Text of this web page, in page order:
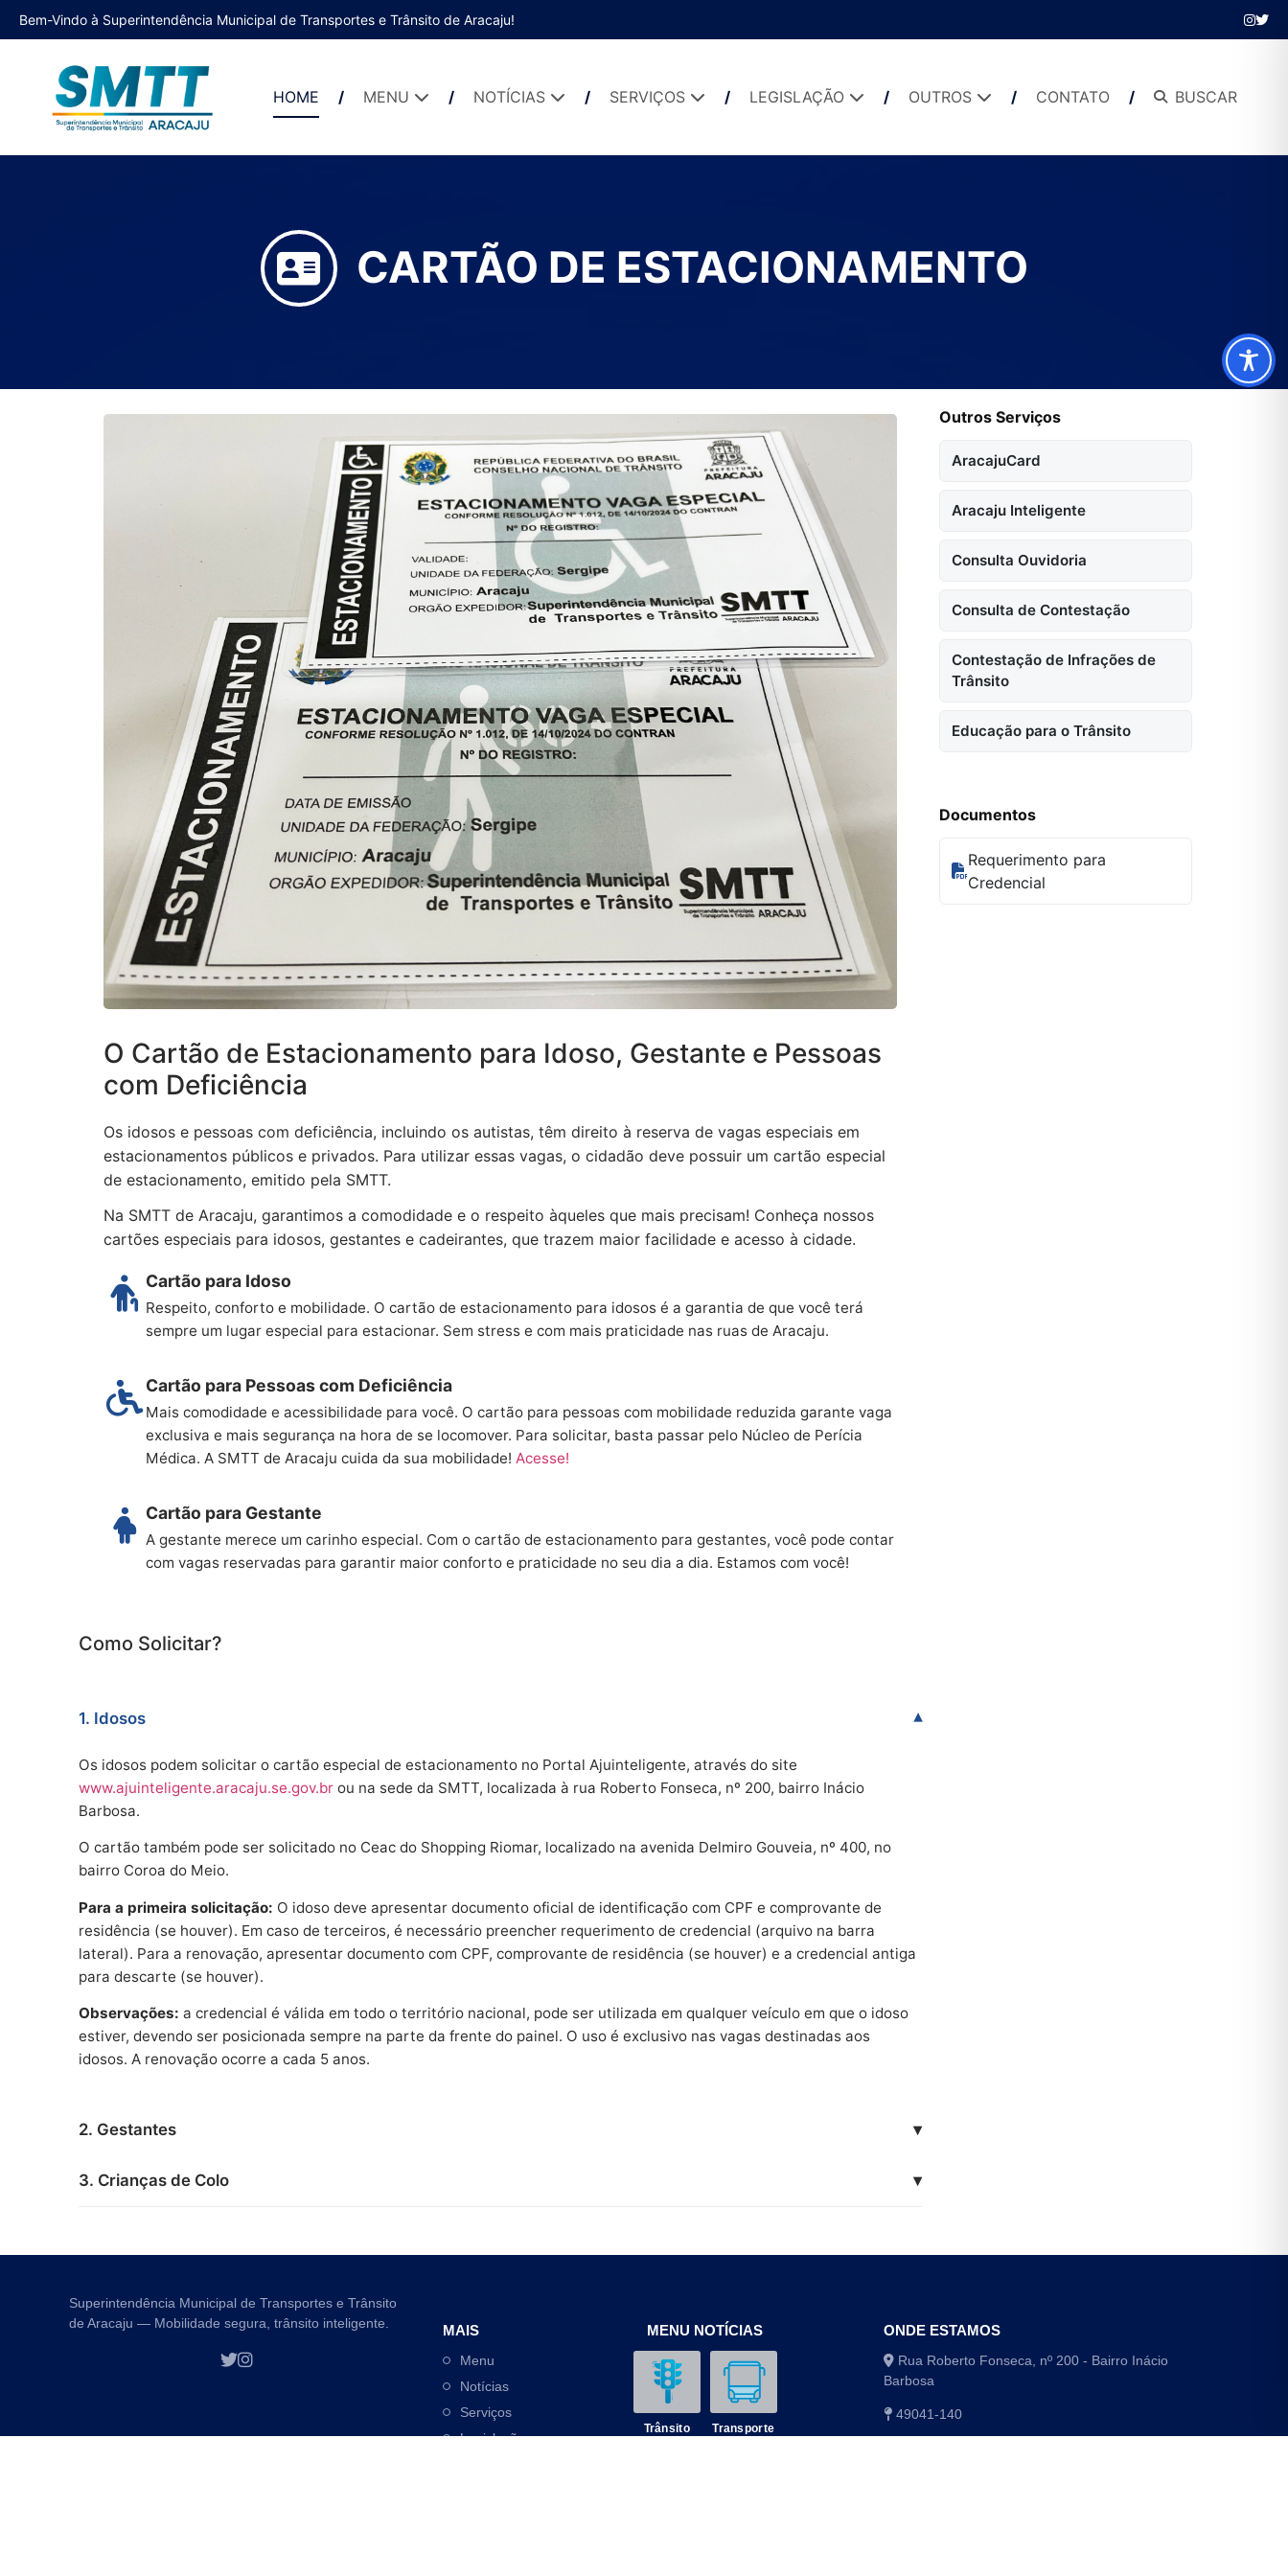
Bem-Vindo à Superintendência Municipal de Transportes e Trânsito de Aracaju!
HOME MENU NOTÍCIAS SERVIÇOS LEGISLAÇÃO OUTROS CONTATO BUSCAR
CARTÃO DE ESTACIONAMENTO
O Cartão de Estacionamento para Idoso, Gestante e Pessoas
com Deficiência
Os idosos e pessoas com deficiência, incluindo os autistas, têm direito à reserva de vagas especiais em
estacionamentos públicos e privados. Para utilizar essas vagas, o cidadão deve possuir um cartão especial
de estacionamento, emitido pela SMTT.
Na SMTT de Aracaju, garantimos a comodidade e o respeito àqueles que mais precisam! Conheça nossos
cartões especiais para idosos, gestantes e cadeirantes, que trazem maior facilidade e acesso à cidade.
Cartão para Idoso
Respeito, conforto e mobilidade. O cartão de estacionamento para idosos é a garantia de que você terá
sempre um lugar especial para estacionar. Sem stress e com mais praticidade nas ruas de Aracaju.
Cartão para Pessoas com Deficiência
Mais comodidade e acessibilidade para você. O cartão para pessoas com mobilidade reduzida garante vaga
exclusiva e mais segurança na hora de se locomover. Para solicitar, basta passar pelo Núcleo de Perícia
Médica. A SMTT de Aracaju cuida da sua mobilidade! Acesse!
Cartão para Gestante
A gestante merece um carinho especial. Com o cartão de estacionamento para gestantes, você pode contar
com vagas reservadas para garantir maior conforto e praticidade no seu dia a dia. Estamos com você!
Como Solicitar?
1. Idosos ▾
Os idosos podem solicitar o cartão especial de estacionamento no Portal Ajuinteligente, através do site
www.ajuinteligente.aracaju.se.gov.br ou na sede da SMTT, localizada à rua Roberto Fonseca, nº 200, bairro Inácio
Barbosa.
O cartão também pode ser solicitado no Ceac do Shopping Riomar, localizado na avenida Delmiro Gouveia, nº 400, no
bairro Coroa do Meio.
Para a primeira solicitação: O idoso deve apresentar documento oficial de identificação com CPF e comprovante de
residência (se houver). Em caso de terceiros, é necessário preencher requerimento de credencial (arquivo na barra
lateral). Para a renovação, apresentar documento com CPF, comprovante de residência (se houver) e a credencial antiga
para descarte (se houver).
Observações: a credencial é válida em todo o território nacional, pode ser utilizada em qualquer veículo em que o idoso
estiver, devendo ser posicionada sempre na parte da frente do painel. O uso é exclusivo nas vagas destinadas aos
idosos. A renovação ocorre a cada 5 anos.
2. Gestantes ▾
3. Crianças de Colo ▾
Outros Serviços
AracajuCard
Aracaju Inteligente
Consulta Ouvidoria
Consulta de Contestação
Contestação de Infrações de
Trânsito
Educação para o Trânsito
Documentos
Requerimento para
Credencial
Superintendência Municipal de Transportes e Trânsito
de Aracaju — Mobilidade segura, trânsito inteligente.
MAIS
Menu
Notícias
Serviços
Legislação
MENU NOTÍCIAS
Trânsito Transporte
ONDE ESTAMOS
Rua Roberto Fonseca, nº 200 - Bairro Inácio
Barbosa
49041-140